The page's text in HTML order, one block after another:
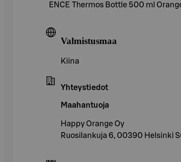
ENCE Thermos Bottle 500 ml
Valmistusmaa
Kiina
Yhteystiedot
Maahantuoja
Happy Orange Oy
Ruosilankuja 6, 00390 Helsinki